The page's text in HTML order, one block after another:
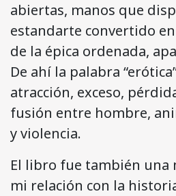
abiertas, manos que
estandarte convertido
de la épica ordenada,
De ahí la palabra
atracción, exceso,
fusión entre hombre,
y violencia.
El libro fue también una
mi relación con la